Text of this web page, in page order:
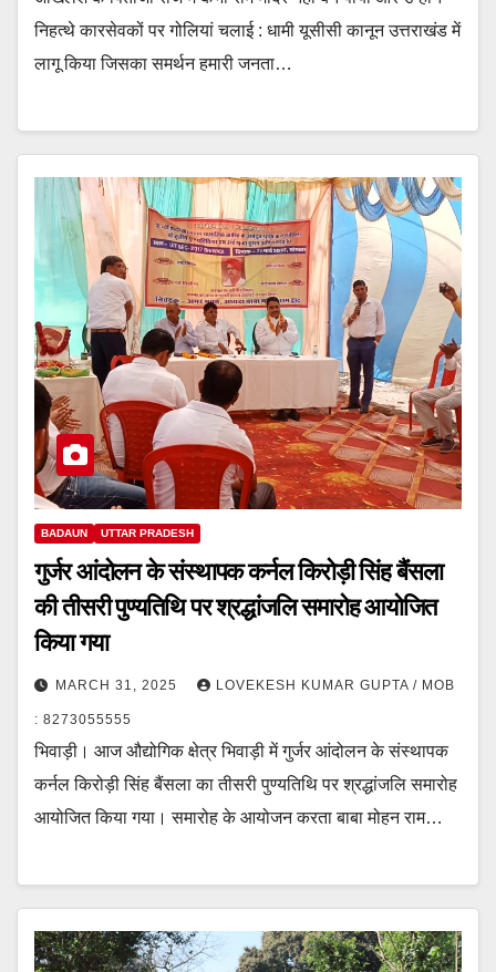
निहत्थे कारसेवकों पर गोलियां चलाई : धामी यूसीसी कानून उत्तराखंड में
लागू किया जिसका समर्थन हमारी जनता…
BADAUN UTTAR PRADESH
गुर्जर आंदोलन के संस्थापक कर्नल किरोड़ी सिंह बैंसला
की तीसरी पुण्यतिथि पर श्रद्धांजलि समारोह आयोजित
किया गया
MARCH 31, 2025 LOVEKESH KUMAR GUPTA / MOB
: 8273055555
भिवाड़ी। आज औद्योगिक क्षेत्र भिवाड़ी में गुर्जर आंदोलन के संस्थापक
कर्नल किरोड़ी सिंह बैंसला का तीसरी पुण्यतिथि पर श्रद्धांजलि समारोह
आयोजित किया गया। समारोह के आयोजन करता बाबा मोहन राम…